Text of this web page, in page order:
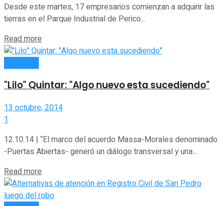
Desde este martes, 17 empresarios comienzan a adquirir las
tierras en el Parque Industrial de Perico...
Read more
"Lilo" Quintar: "Algo nuevo esta sucediendo"
13 octubre, 2014
1
12.10.14 | “El marco del acuerdo Massa-Morales denominado
-Puertas Abiertas- generó un diálogo transversal y una...
Read more